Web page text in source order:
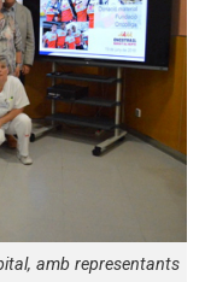
amb representants